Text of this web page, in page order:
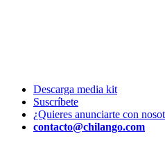
Descarga media kit
Suscríbete
¿Quieres anunciarte con
contacto@chilango.com